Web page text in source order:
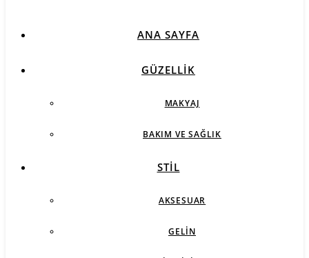
ANA SAYFA
GÜZELLIK
MAKYAJ
BAKIM VE SAĞLIK
STIL
AKSESUAR
GELIN